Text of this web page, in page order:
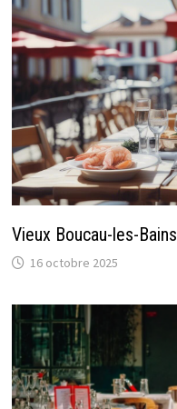
Vieux Boucau-les-
16 octobre 2025